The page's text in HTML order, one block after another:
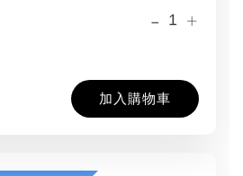
- +
加入購物車